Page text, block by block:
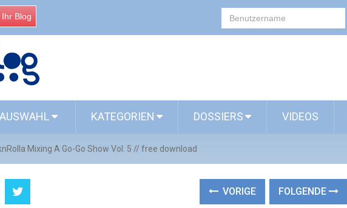
Blog
AUSWAHL KATEGORIEN DOSSIERS VIDEOS
Mixing A Go-Go Show Vol. 5 // free download
VORIGE FOLGENDE